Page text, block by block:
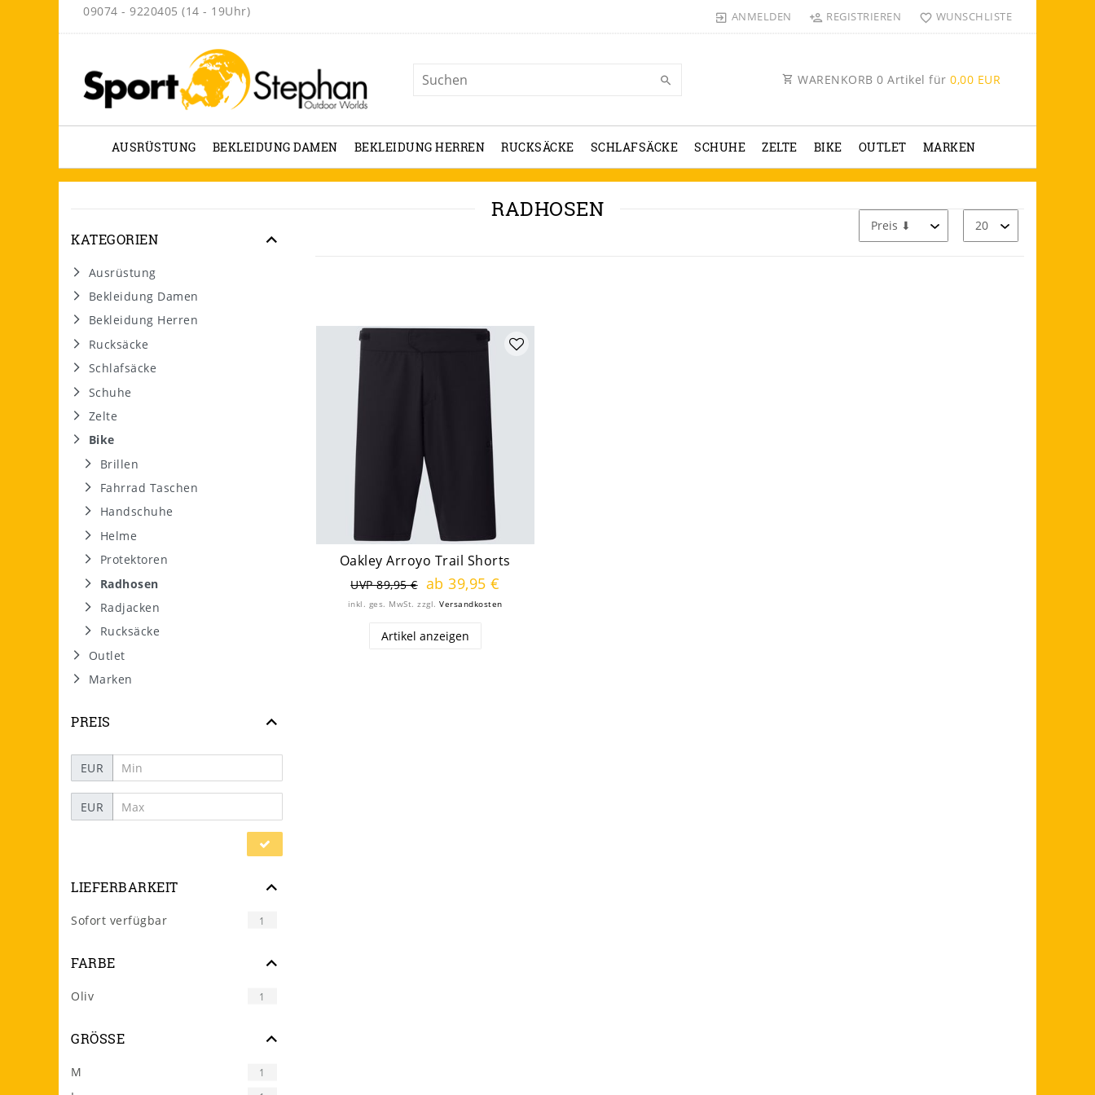
09074 - 9220405 (14 - 19Uhr) ANMELDEN REGISTRIEREN WUNSCHLISTE
WARENKORB 0 Artikel für 0,00 EUR
AUSRÜSTUNG BEKLEIDUNG DAMEN BEKLEIDUNG HERREN RUCKSÄCKE SCHLAFSÄCKE SCHUHE ZELTE BIKE OUTLET MARKEN
RADHOSEN
KATEGORIEN
Ausrüstung
Bekleidung Damen
Bekleidung Herren
Rucksäcke
Schlafsäcke
Schuhe
Zelte
Bike
Brillen
Fahrrad Taschen
Handschuhe
Helme
Protektoren
Radhosen
Radjacken
Rucksäcke
Outlet
Marken
PREIS
EUR
EUR
LIEFERBARKEIT
Sofort verfügbar 1
FARBE
Oliv 1
GRÖSSE
M 1
Oakley Arroyo Trail Shorts
UVP 89,95 € ab 39,95 €
inkl. ges. MwSt. zzgl.Versandkosten
Artikel anzeigen